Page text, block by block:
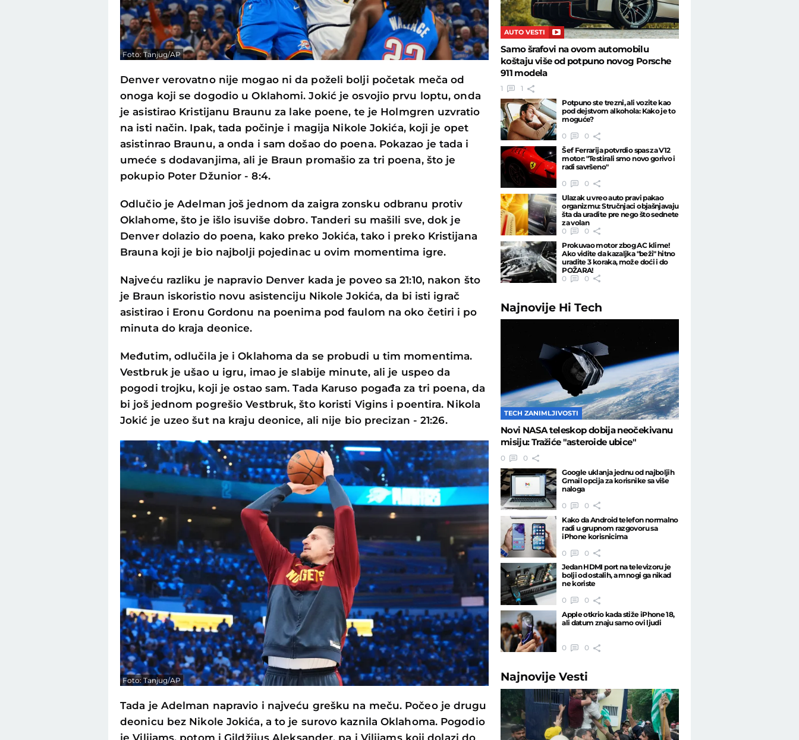
Foto: Tanjug/AP
Denver verovatno nije mogao ni da poželi bolji početak meča od
onoga koji se dogodio u Oklahomi. Jokić je osvojio prvu loptu, onda
je asistirao Kristijanu Braunu za lake poene, te je Holmgren uzvratio
na isti način. Ipak, tada počinje i magija Nikole Jokića, koji je opet
asistinrao Braunu, a onda i sam došao do poena. Pokazao je tada i
umeće s dodavanjima, ali je Braun promašio za tri poena, što je
pokupio Poter Džunior - 8:4.
Odlučio je Adelman još jednom da zaigra zonsku odbranu protiv
Oklahome, što je išlo isuviše dobro. Tanderi su mašili sve, dok je
Denver dolazio do poena, kako preko Jokića, tako i preko Kristijana
Brauna koji je bio najbolji pojedinac u ovim momentima igre.
Najveću razliku je napravio Denver kada je poveo sa 21:10, nakon što
je Braun iskoristio novu asistenciju Nikole Jokića, da bi isti igrač
asistirao i Eronu Gordonu na poenima pod faulom na oko četiri i po
minuta do kraja deonice.
Međutim, odlučila je i Oklahoma da se probudi u tim momentima.
Vestbruk je ušao u igru, imao je slabije minute, ali je uspeo da
pogodi trojku, koji je ostao sam. Tada Karuso pogađa za tri poena, da
bi još jednom pogrešio Vestbruk, što koristi Vigins i poentira. Nikola
Jokić je uzeo šut na kraju deonice, ali nije bio precizan - 21:26.
Foto: Tanjug/AP
Tada je Adelman napravio i najveću grešku na meču. Počeo je drugu
deonicu bez Nikole Jokića, a to je surovo kaznila Oklahoma. Pogodio
AUTO VESTI
Samo šrafovi na ovom automobilu
koštaju više od potpuno novog Porsche
911 modela
1
1
Potpuno ste trezni, ali vozite kao
pod dejstvom alkohola: Kako je to
moguće?
0
0
Šef Ferrarija potvrdio spas za V12
motor: "Testirali smo novo gorivo i
radi savršeno"
0
0
Ulazak u vreo auto pravi pakao
organizmu: Stručnjaci objašnjavaju
šta da uradite pre nego što sednete
za volan
0
0
Prokuvao motor zbog AC klime!
Ako vidite da kazaljka "beži" hitno
uradite 3 koraka, može doći i do
POŽARA!
0
0
Najnovije Hi Tech
TECH ZANIMLJIVOSTI
Novi NASA teleskop dobija neočekivanu
misiju: Tražiće "asteroide ubice"
0
0
Google uklanja jednu od najboljih
Gmail opcija za korisnike sa više
naloga
0
0
Kako da Android telefon normalno
radi u grupnom razgovoru sa
iPhone korisnicima
0
0
Jedan HDMI port na televizoru je
bolji od ostalih, a mnogi ga nikad
ne koriste
0
0
Apple otkrio kada stiže iPhone 18,
ali datum znaju samo ovi ljudi
0 0
NajnovijeVesti